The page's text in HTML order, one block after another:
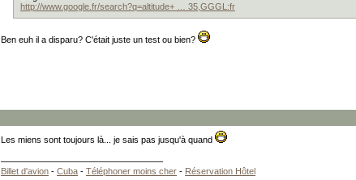
http://www.google.fr/search?q=altitude+ … 35,GGGL:fr
Ben euh il a disparu? C'était juste un test ou bien?
Les miens sont toujours là... je sais pas jusqu'à quand
Billet d'avion - Cuba - Téléphoner moins cher - Réservation Hôtel